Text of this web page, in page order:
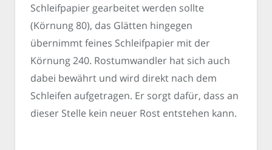
Schleifpapier gearbeitet werden sollte
(Körnung 80), das Glätten hingegen
übernimmt feines Schleifpapier mit der
Körnung 240. Rostumwandler hat sich auch
dabei bewährt und wird direkt nach dem
Schleifen aufgetragen. Er sorgt dafür, dass an
dieser Stelle kein neuer Rost entstehen kann.